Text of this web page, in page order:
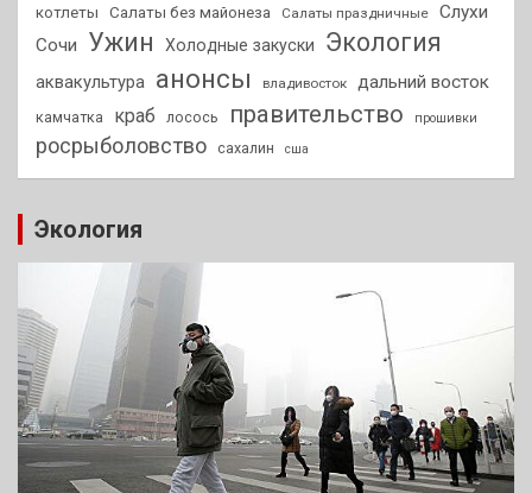
котлеты
Салаты без майонеза Салаты праздничные
Слухи
Сочи
Ужин Холодные закуски Экология
аквакультура анонсы владивосток дальний восток
камчатка краб лосось правительство прошивки
росрыболовство сахалин сша
Экология